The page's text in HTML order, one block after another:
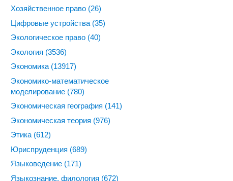
Хозяйственное право (26)
Цифровые устройства (35)
Экологическое право (40)
Экология (3536)
Экономика (13917)
Экономико-математическое
моделирование (780)
Экономическая география (141)
Экономическая теория (976)
Этика (612)
Юриспруденция (689)
Языковедение (171)
Языкознание, филология (672)